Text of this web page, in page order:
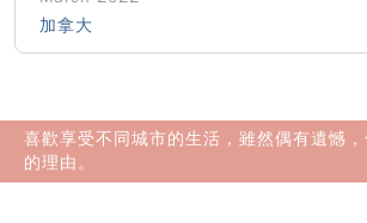
加拿大
喜歡享受不同城市的生活，雖然偶有遺憾
的理由。